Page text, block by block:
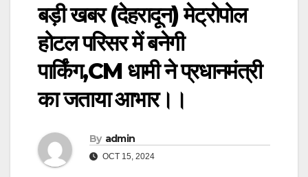
बड़ी खबर (देहरादून) मेट्रोपोल
होटल परिसर में बनेगी
पार्किंग,CM धामी ने प्रधानमंत्री
का जताया आभार।।
By admin
OCT 15, 2024